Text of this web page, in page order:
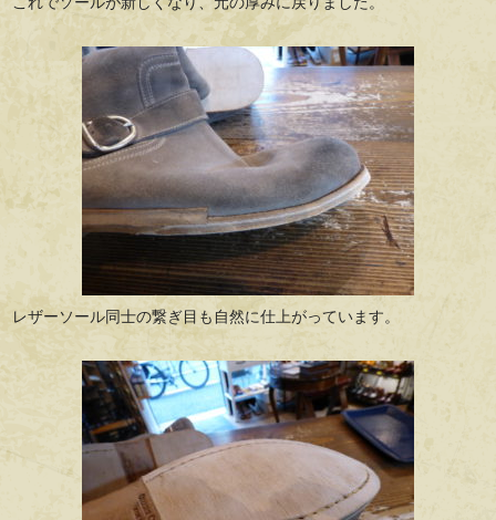
レザーソール同士の繋ぎ目も自然に仕上がっています。